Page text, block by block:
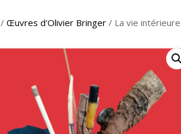
/Œuvres d'Olivier Bringer / La vie intérieure